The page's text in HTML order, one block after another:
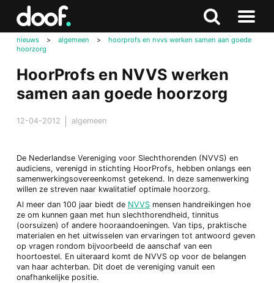
Zoeken
Naar
menu
nieuws > algemeen >
hoorprofs en nvvs werken samen aan goede
hoorzorg
HoorProfs en NVVS werken
samen aan goede hoorzorg
12-04-2012 algemeen
De Nederlandse Vereniging voor Slechthorenden (NVVS) en
audiciens, verenigd in stichting HoorProfs, hebben onlangs een
samenwerkingsovereenkomst getekend. In deze samenwerking
willen ze streven naar kwalitatief optimale hoorzorg.
Al meer dan 100 jaar biedt de NVVSmensen handreikingen hoe
ze om kunnen gaan met hun slechthorendheid, tinnitus
(oorsuizen) of andere hooraandoeningen. Van tips, praktische
materialen en het uitwisselen van ervaringen tot antwoord geven
op vragen rondom bijvoorbeeld de aanschaf van een
hoortoestel. En uiteraard komt de NVVS op voor de belangen
van haar achterban. Dit doet de vereniging vanuit een
onafhankelijke positie.
Doof.nl
Zoeken
naar